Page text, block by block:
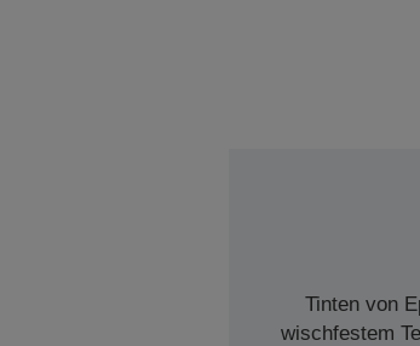
Tinten von
wischfestem